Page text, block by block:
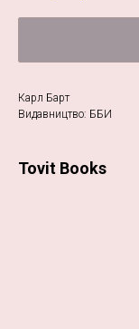
Карл Барт
Видавництво: ББИ
Tovit Books